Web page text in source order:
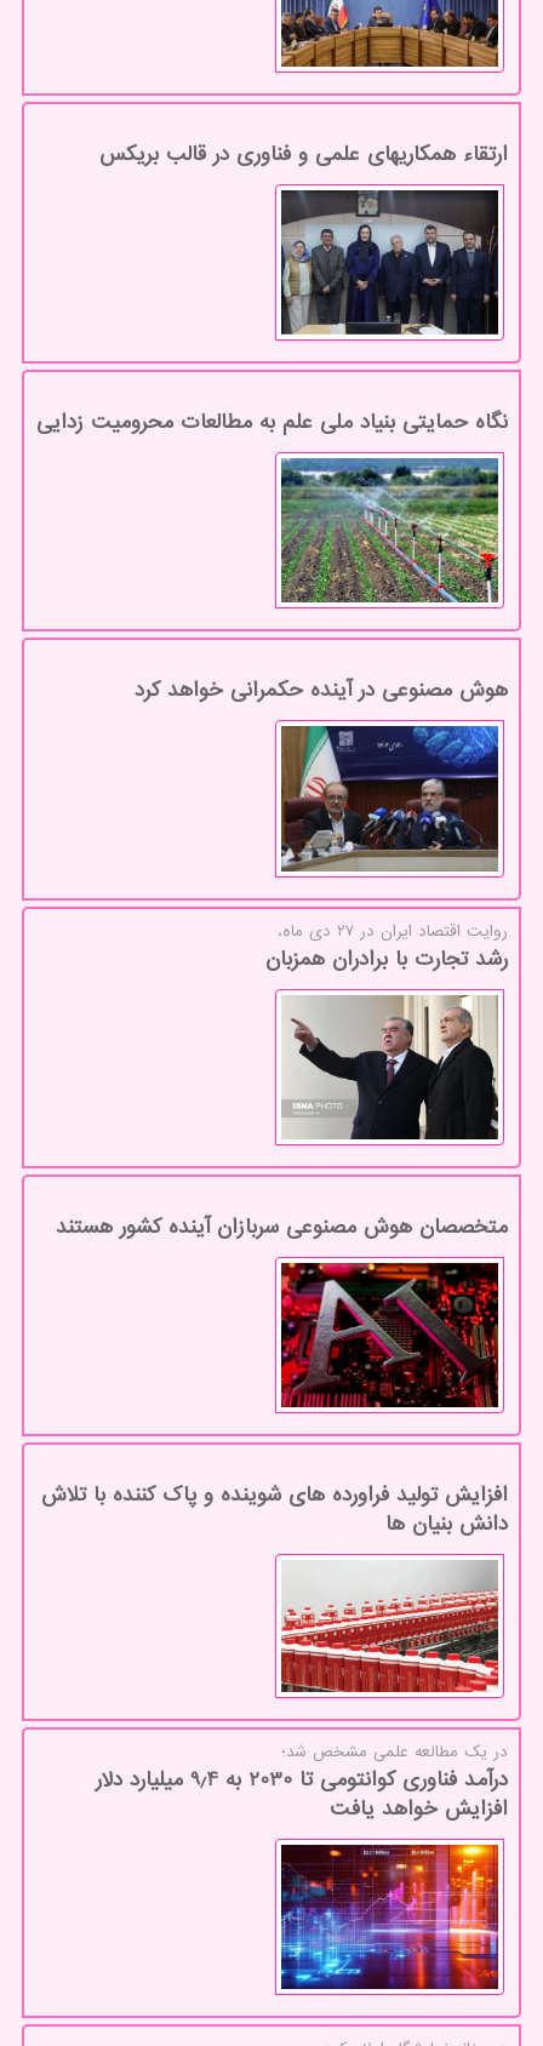
ارتقاء همکاریهای علمی و فناوری در قالب بریکس
نگاه حمایتی بنیاد ملی علم به مطالعات محرومیت زدایی
هوش مصنوعی در آینده حکمرانی خواهد کرد
روایت اقتصاد ایران در ۲۷ دی ماه،
رشد تجارت با برادران همزبان
متخصصان هوش مصنوعی سربازان آینده کشور هستند
افزایش تولید فراورده های شوینده و پاک کننده با تلاش
دانش بنیان ها
در یك مطالعه علمی مشخص شد؛
درآمد فناوری کوانتومی تا 2030 به 9٫4 میلیارد دلار
افزایش خواهد یافت